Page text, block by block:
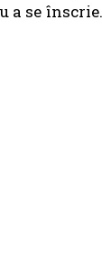
a se înscrie.